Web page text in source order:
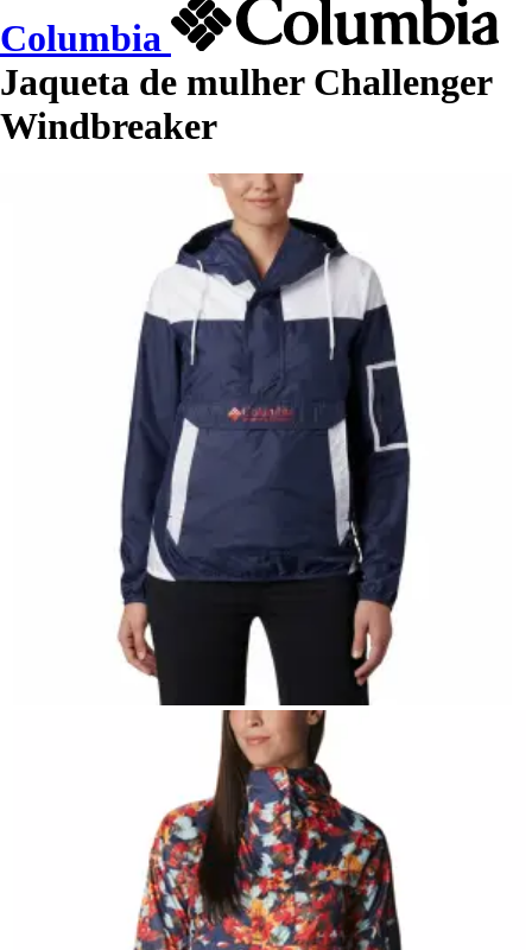
Columbia
Jaqueta de mulher Challenger
Windbreaker